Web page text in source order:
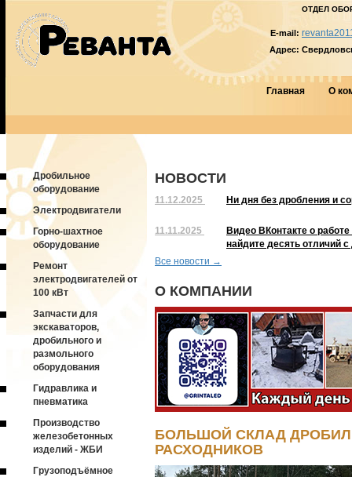
ОТДЕЛ
E-mail:
Адрес:
Главная О
Дробильное
оборудование
Электродвигатели
Горно-шахтное
оборудование
Ремонт
электродвигателей от
100 кВт
Запчасти для
экскаваторов,
дробильного и
размольного
оборудования
Гидравлика и
пневматика
Производство
железобетонных
изделий - ЖБИ
Грузоподъёмное
НОВОСТИ
11.12.2025 Ни дня без дробления и
11.11.2025
Видео ВКонтакте о
найдите десять отличий
Все новости →
О КОМПАНИИ
БОЛЬШОЙ СКЛАД
РАСХОДНИКОВ